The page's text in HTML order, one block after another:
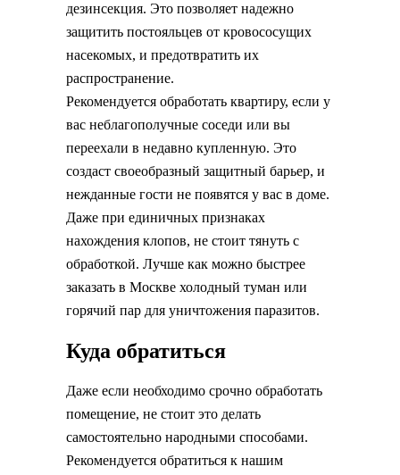
дезинсекция. Это позволяет надежно
защитить постояльцев от кровососущих
насекомых, и предотвратить их
распространение.
Рекомендуется обработать квартиру, если у
вас неблагополучные соседи или вы
переехали в недавно купленную. Это
создаст своеобразный защитный барьер, и
нежданные гости не появятся у вас в доме.
Даже при единичных признаках
нахождения клопов, не стоит тянуть с
обработкой. Лучше как можно быстрее
заказать в Москве холодный туман или
горячий пар для уничтожения паразитов.
Куда обратиться
Даже если необходимо срочно обработать
помещение, не стоит это делать
самостоятельно народными способами.
Рекомендуется обратиться к нашим